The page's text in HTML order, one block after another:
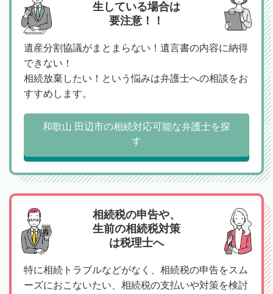
生している場合は
要注意！！
遺産分割協議がまとまらない！遺言書の内容に納得
できない！
相続放棄したい！という悩みは弁護士への相談をお
すすめします。
和歌山 田辺市の相続対応可能な弁護士を探
す
相続税の申告や、
生前の相続税対策
は税理士へ
特に相続トラブルなどがなく、相続税の申告をスム
ーズにおこないたい、相続税の支払いや対策を検討